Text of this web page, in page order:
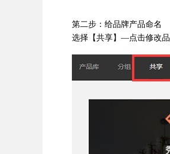
第二步：给品牌产品命名
选择【共享】 —点击修改品